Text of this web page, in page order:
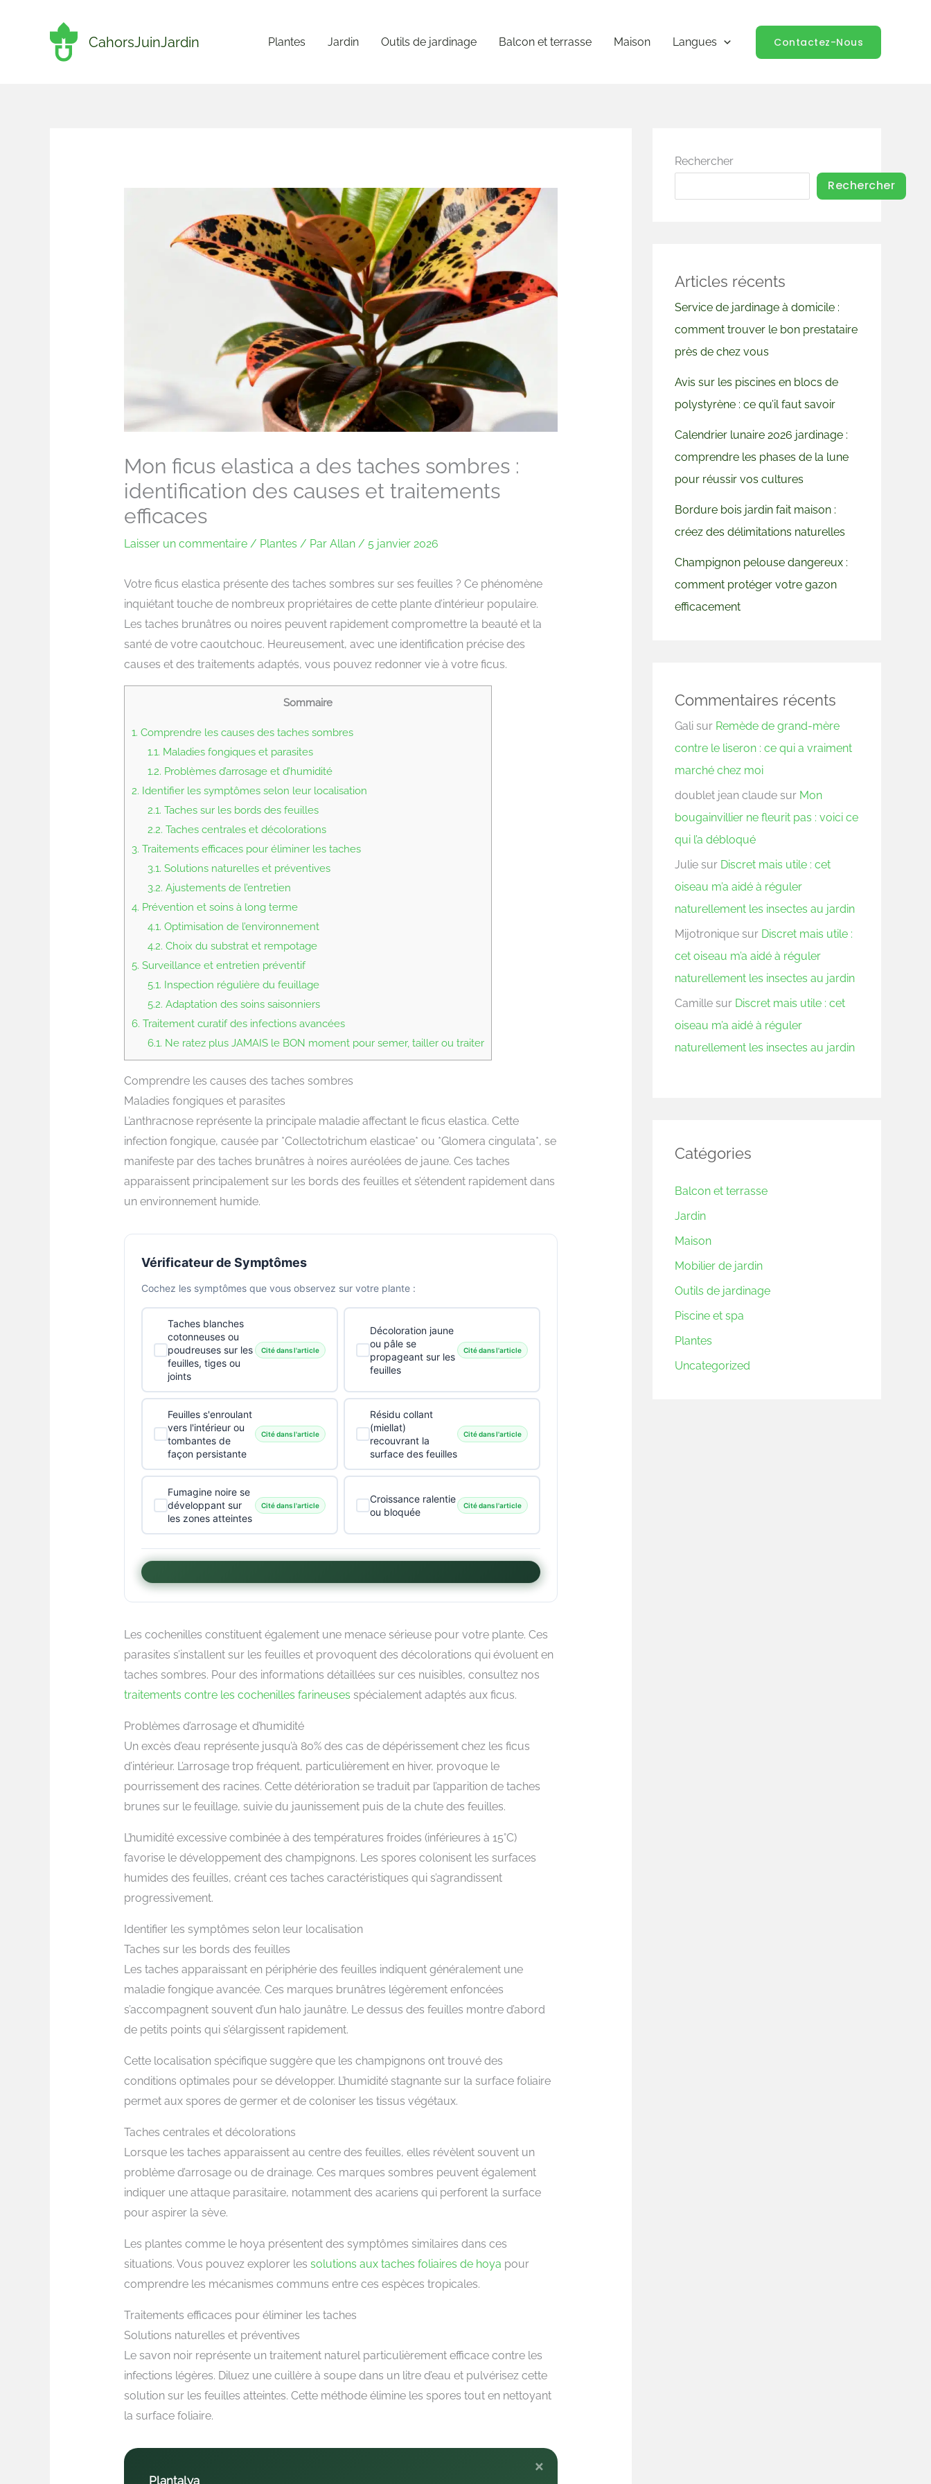
CahorsJuinJardin Plantes Jardin Outils de jardinage Balcon et terrasse Maison Langues Contactez-Nous
Mon ficus elastica a des taches sombres :
identification des causes et traitements
efficaces
Laisser un commentaire / Plantes / Par Allan / 5 janvier 2026
Votre ficus elastica présente des taches sombres sur ses feuilles ? Ce phénomène
inquiétant touche de nombreux propriétaires de cette plante d’intérieur populaire.
Les taches brunâtres ou noires peuvent rapidement compromettre la beauté et la
santé de votre caoutchouc. Heureusement, avec une identification précise des
causes et des traitements adaptés, vous pouvez redonner vie à votre ficus.
Sommaire
1. Comprendre les causes des taches sombres
1.1. Maladies fongiques et parasites
1.2. Problèmes d’arrosage et d’humidité
2. Identifier les symptômes selon leur localisation
2.1. Taches sur les bords des feuilles
2.2. Taches centrales et décolorations
3. Traitements efficaces pour éliminer les taches
3.1. Solutions naturelles et préventives
3.2. Ajustements de l’entretien
4. Prévention et soins à long terme
4.1. Optimisation de l’environnement
4.2. Choix du substrat et rempotage
5. Surveillance et entretien préventif
5.1. Inspection régulière du feuillage
5.2. Adaptation des soins saisonniers
6. Traitement curatif des infections avancées
6.1. Ne ratez plus JAMAIS le BON moment pour semer, tailler ou traiter
Comprendre les causes des taches sombres
Maladies fongiques et parasites
L’anthracnose représente la principale maladie affectant le ficus elastica. Cette
infection fongique, causée par *Collectotrichum elasticae* ou *Glomera cingulata*, se
manifeste par des taches brunâtres à noires auréolées de jaune. Ces taches
apparaissent principalement sur les bords des feuilles et s’étendent rapidement dans
un environnement humide.
Vérificateur de Symptômes
Cochez les symptômes que vous observez sur votre plante :
Taches blanches
cotonneuses ou
poudreuses sur les
feuilles, tiges ou
joints
Cité dans l'article
Décoloration jaune
ou pâle se
propageant sur les
feuilles
Cité dans l'article
Feuilles s'enroulant
vers l'intérieur ou
tombantes de
façon persistante
Cité dans l'article
Résidu collant
(miellat)
recouvrant la
surface des feuilles
Cité dans l'article
Fumagine noire se
développant sur
les zones atteintes
Cité dans l'article
Croissance ralentie
ou bloquée
Cité dans l'article
Les cochenilles constituent également une menace sérieuse pour votre plante. Ces
parasites s’installent sur les feuilles et provoquent des décolorations qui évoluent en
taches sombres. Pour des informations détaillées sur ces nuisibles, consultez nos
traitements contre les cochenilles farineuses spécialement adaptés aux ficus.
Problèmes d’arrosage et d’humidité
Un excès d’eau représente jusqu’à 80% des cas de dépérissement chez les ficus
d’intérieur. L’arrosage trop fréquent, particulièrement en hiver, provoque le
pourrissement des racines. Cette détérioration se traduit par l’apparition de taches
brunes sur le feuillage, suivie du jaunissement puis de la chute des feuilles.
L’humidité excessive combinée à des températures froides (inférieures à 15°C)
favorise le développement des champignons. Les spores colonisent les surfaces
humides des feuilles, créant ces taches caractéristiques qui s’agrandissent
progressivement.
Identifier les symptômes selon leur localisation
Taches sur les bords des feuilles
Les taches apparaissant en périphérie des feuilles indiquent généralement une
maladie fongique avancée. Ces marques brunâtres légèrement enfoncées
s’accompagnent souvent d’un halo jaunâtre. Le dessus des feuilles montre d’abord
de petits points qui s’élargissent rapidement.
Cette localisation spécifique suggère que les champignons ont trouvé des
conditions optimales pour se développer. L’humidité stagnante sur la surface foliaire
permet aux spores de germer et de coloniser les tissus végétaux.
Taches centrales et décolorations
Lorsque les taches apparaissent au centre des feuilles, elles révèlent souvent un
problème d’arrosage ou de drainage. Ces marques sombres peuvent également
indiquer une attaque parasitaire, notamment des acariens qui perforent la surface
pour aspirer la sève.
Les plantes comme le hoya présentent des symptômes similaires dans ces
situations. Vous pouvez explorer les solutions aux taches foliaires de hoya pour
comprendre les mécanismes communs entre ces espèces tropicales.
Traitements efficaces pour éliminer les taches
Solutions naturelles et préventives
Le savon noir représente un traitement naturel particulièrement efficace contre les
infections légères. Diluez une cuillère à soupe dans un litre d’eau et pulvérisez cette
solution sur les feuilles atteintes. Cette méthode élimine les spores tout en nettoyant
la surface foliaire.
×
Plantalya
Rechercher
Rechercher
Articles récents
Service de jardinage à domicile :
comment trouver le bon prestataire
près de chez vous
Avis sur les piscines en blocs de
polystyrène : ce qu’il faut savoir
Calendrier lunaire 2026 jardinage :
comprendre les phases de la lune
pour réussir vos cultures
Bordure bois jardin fait maison :
créez des délimitations naturelles
Champignon pelouse dangereux :
comment protéger votre gazon
efficacement
Commentaires récents
Gali sur Remède de grand-mère
contre le liseron : ce qui a vraiment
marché chez moi
doublet jean claude sur Mon
bougainvillier ne fleurit pas : voici ce
qui l’a débloqué
Julie sur Discret mais utile : cet
oiseau m’a aidé à réguler
naturellement les insectes au jardin
Mijotronique sur Discret mais utile :
cet oiseau m’a aidé à réguler
naturellement les insectes au jardin
Camille sur Discret mais utile : cet
oiseau m’a aidé à réguler
naturellement les insectes au jardin
Catégories
Balcon et terrasse
Jardin
Maison
Mobilier de jardin
Outils de jardinage
Piscine et spa
Plantes
Uncategorized